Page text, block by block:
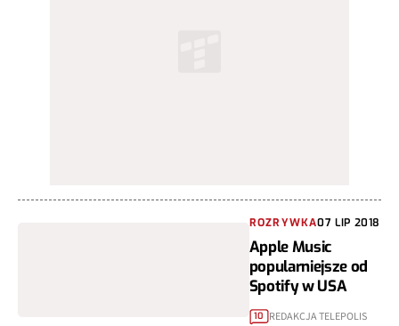
ROZRYWKA07 LIP 2018
Apple Music
popularniejsze od
Spotify w USA
10 REDAKCJA TELEPOLIS